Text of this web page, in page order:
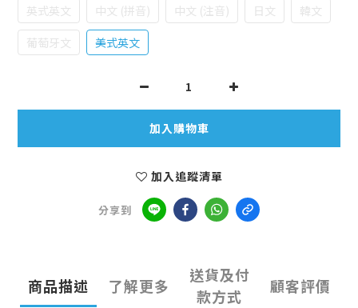
英式英文 中文 (拼音) 中文 (注音) 日文
韓文
葡萄牙文
美式英文
加入購物車
加入追蹤清單
分享到
商品描述 了解更多
送貨及付
款方式
顧客評價